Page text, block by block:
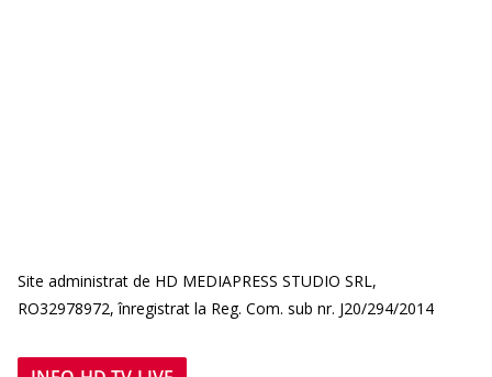
Site administrat de HD MEDIAPRESS STUDIO SRL,
RO32978972, înregistrat la Reg. Com. sub nr. J20/294/2014